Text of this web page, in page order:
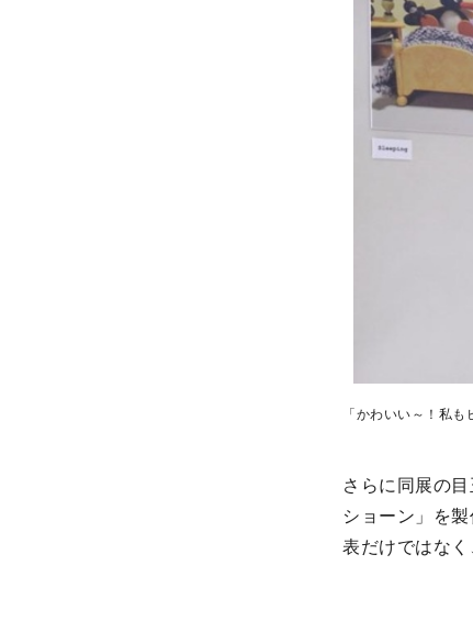
「かわいい～！私
さらに同展の
ショーン」を
表だけではなく